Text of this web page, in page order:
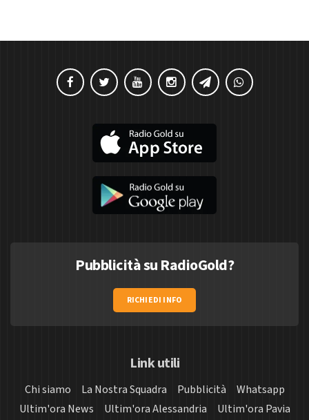
Pubblicità su RadioGold?
RICHIEDI INFO
Link utili
Chi siamo La Nostra Squadra Pubblicità
Whatsapp
Ultim'ora News
Ultim'ora Alessandria
Ultim'ora Pavia